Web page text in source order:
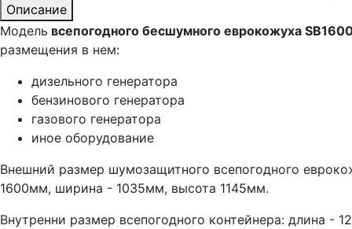
Описание
Модель всепогодного бесшумного еврокожуха
размещения в нем:
дизельного генератора
бензинового генератора
газового генератора
иное оборудование
Внешний размер шумозащитного всепогодного
1600мм, ширина - 1035мм, высота 1145мм.
Внутренни размер всепогодного контейнера: длина -